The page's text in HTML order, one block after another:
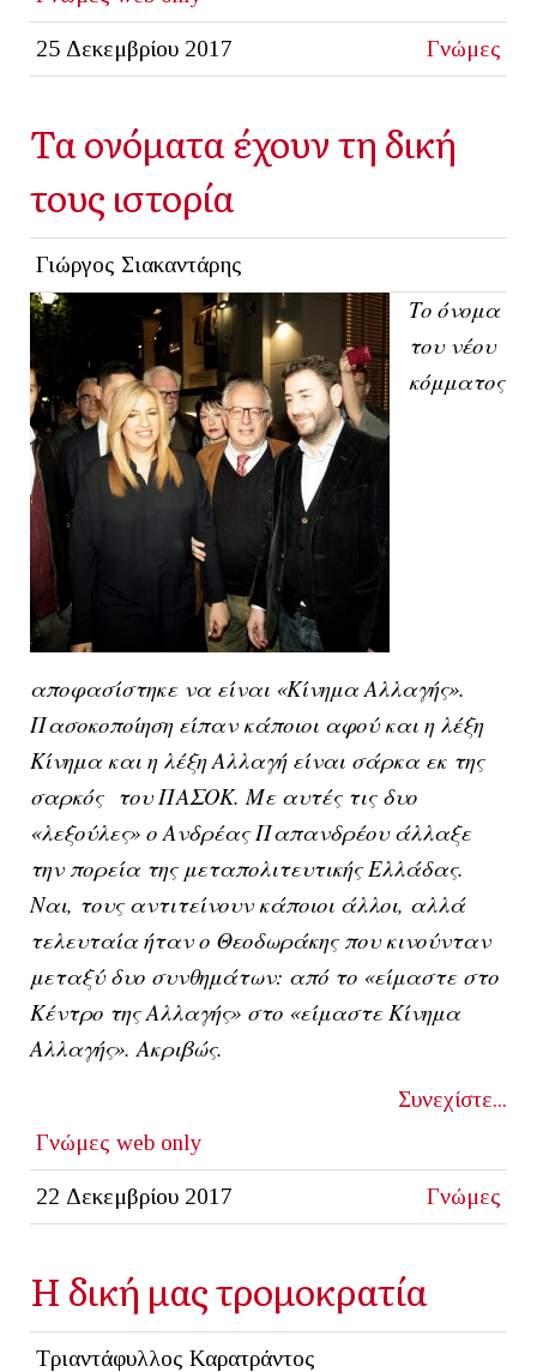
25 Δεκεμβρίου 2017 Γνώμες
Τα ονόματα έχουν τη δική
τους ιστορία
Γιώργος Σιακαντάρης
Το όνομα
του νέου
κόμματος
αποφασίστηκε να είναι «Κίνημα Αλλαγής».
Πασοκοποίηση είπαν κάποιοι αφού και η λέξη
Κίνημα και η λέξη Αλλαγή είναι σάρκα εκ της
σαρκός του ΠΑΣΟΚ. Με αυτές τις δυο
«λεξούλες» ο Ανδρέας Παπανδρέου άλλαξε
την πορεία της μεταπολιτευτικής Ελλάδας.
Ναι, τους αντιτείνουν κάποιοι άλλοι, αλλά
τελευταία ήταν ο Θεοδωράκης που κινούνταν
μεταξύ δυο συνθημάτων: από το «είμαστε στο
Κέντρο της Αλλαγής» στο «είμαστε Κίνημα
Αλλαγής». Ακριβώς.
Συνεχίστε...
Γνώμες web only
22 Δεκεμβρίου 2017 Γνώμες
Η δική μας τρομοκρατία
Τριαντάφυλλος Καρατράντος